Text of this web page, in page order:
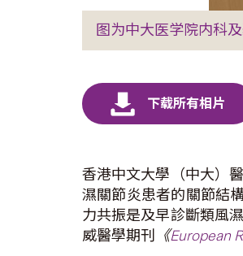
图为中大医学院内科
香港中文大學（中大）
濕關節炎患者的關節結
力共振是及早診斷類風
威醫學期刊
《European